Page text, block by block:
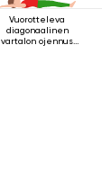
Vuorotteleva
diagonaalinen
vartalon ojennus